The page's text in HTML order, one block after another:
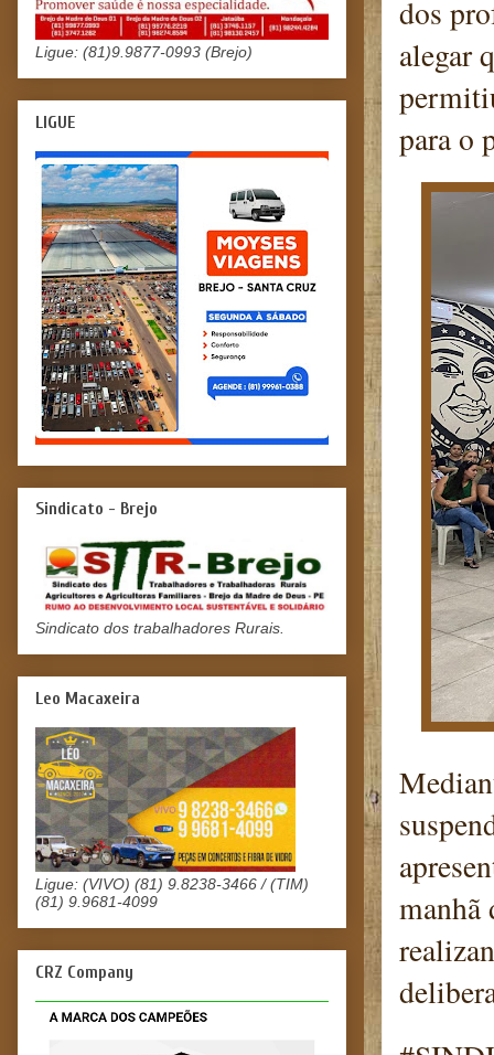
dos
alegar
para o
manhã
Ligue: (81)9.9877-0993 (Brejo)
LIGUE
Sindicato - Brejo
Sindicato dos trabalhadores Rurais.
Leo Macaxeira
Ligue: (VIVO) (81) 9.8238-3466 / (TIM)
(81) 9.9681-4099
CRZ Company